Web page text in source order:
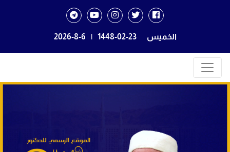
الخميس 1448-02-23
|
2026-8-6